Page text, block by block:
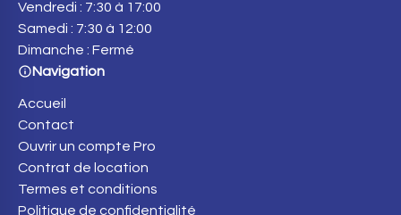
Vendredi : 7:30 à 17:00
Samedi : 7:30 à 12:00
Dimanche : Fermé
Navigation
Accueil
Contact
Ouvrir un compte Pro
Contrat de location
Termes et conditions
Politique de confidentialité